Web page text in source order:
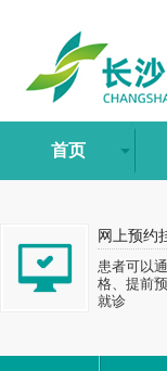
首页
网上预约
患者可以
格、提前
就诊